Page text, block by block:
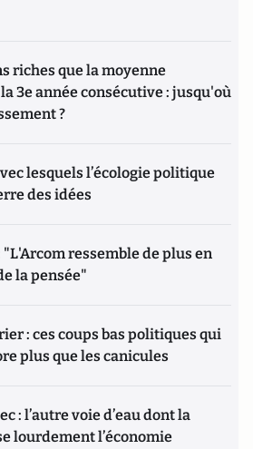
riches que la moyenne
3e année consécutive : jusqu'où
?
lesquels l’écologie politique
des idées
ressemble de plus en
la pensée"
: ces coups bas politiques qui
plus que les canicules
: l’autre voie d’eau dont la
lourdement l’économie